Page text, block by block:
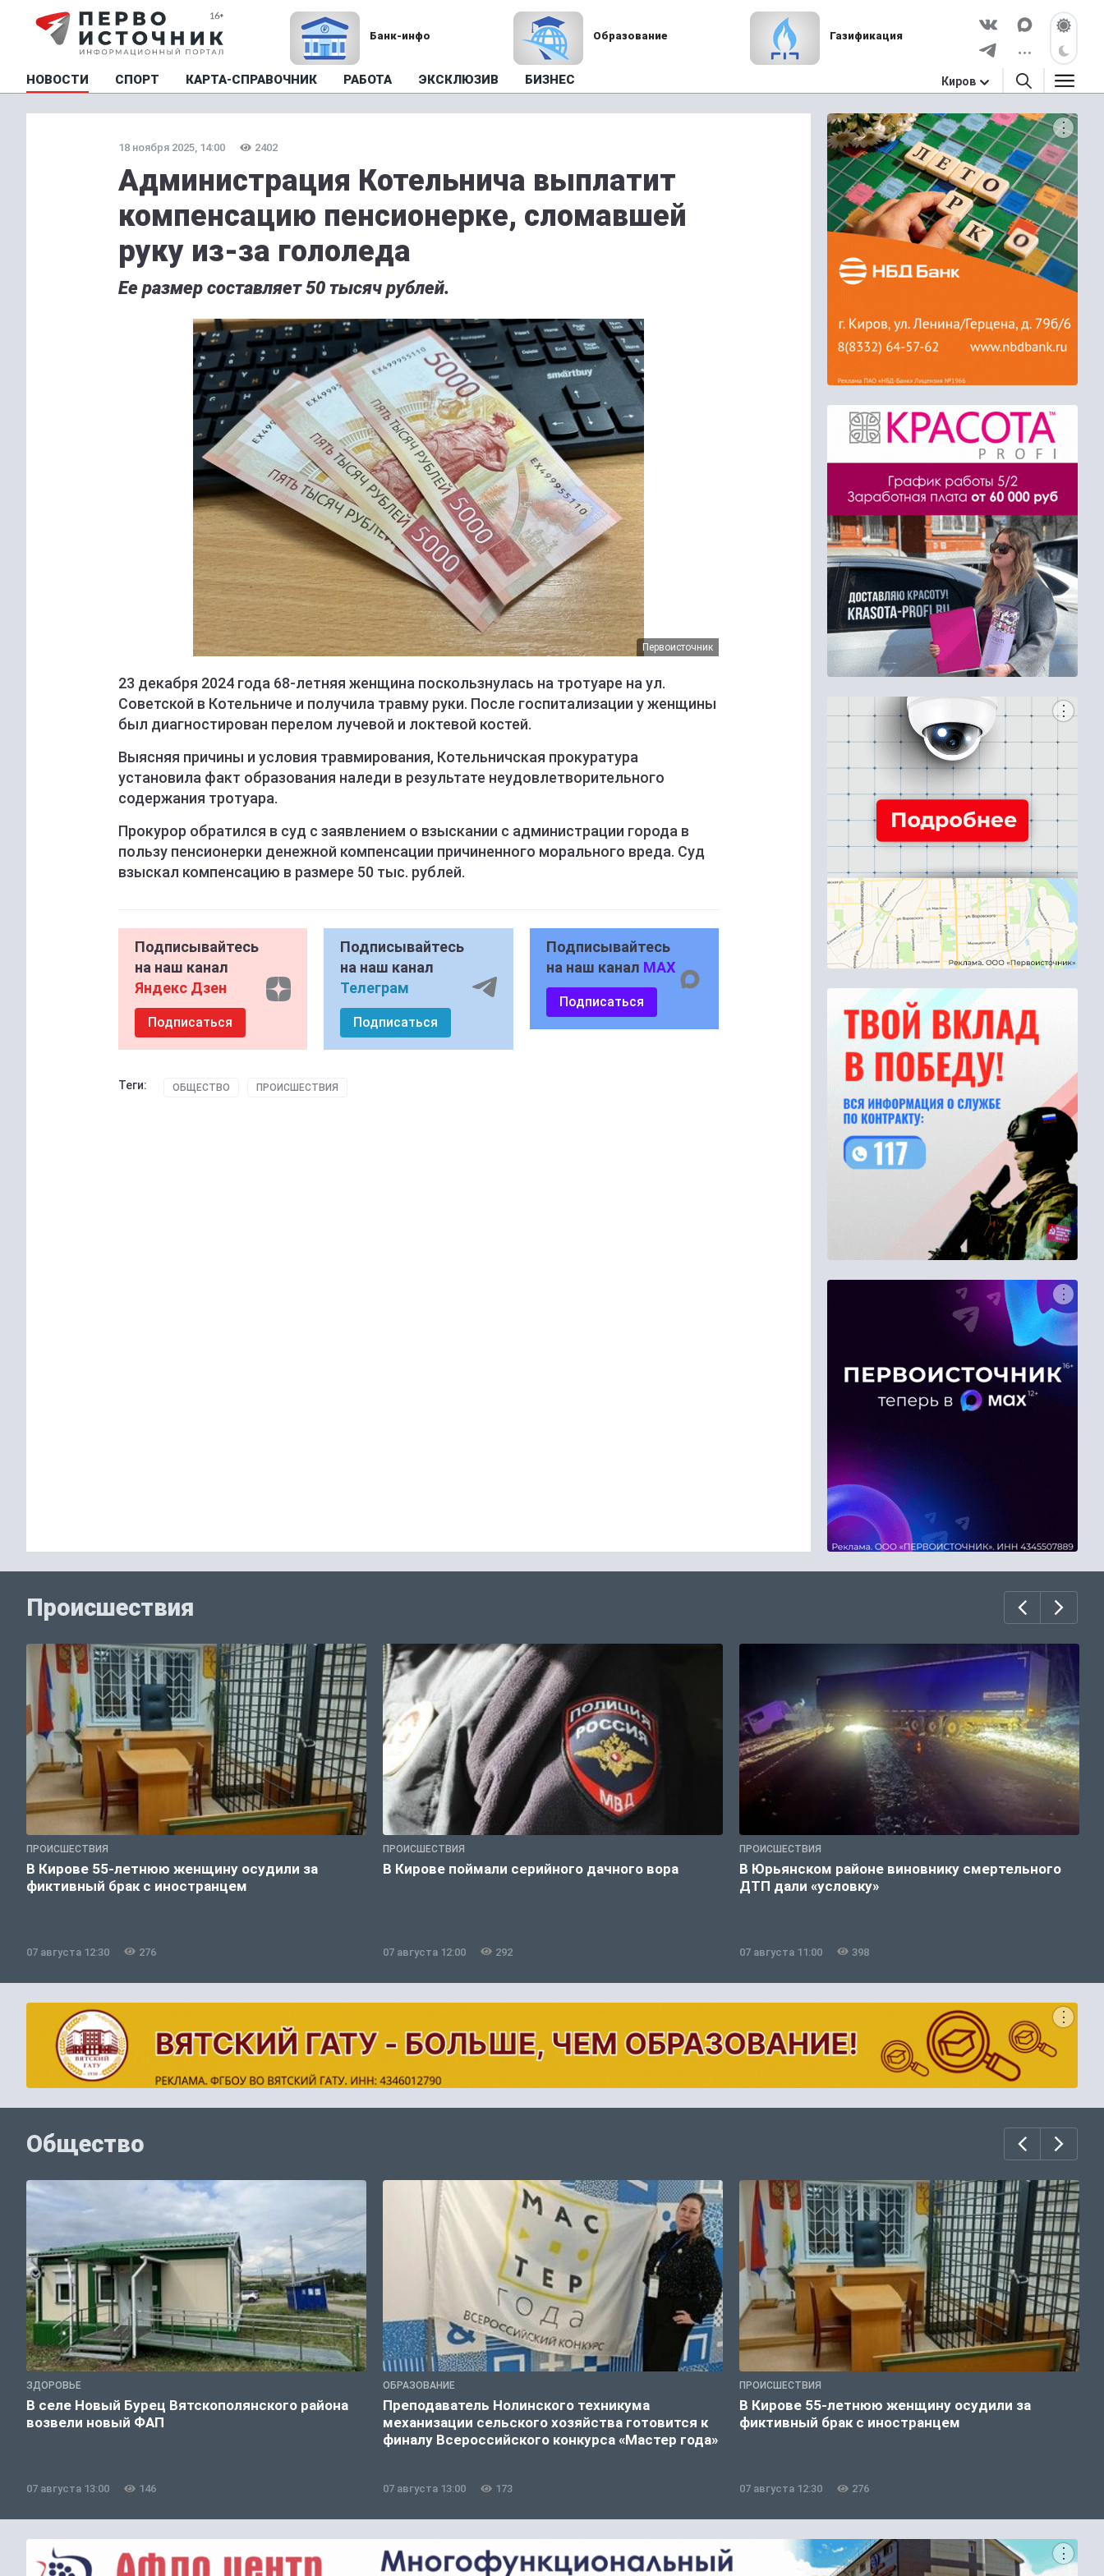
Банк-инфо Образование Газификация
НОВОСТИ СПОРТ КАРТА-СПРАВОЧНИК РАБОТА ЭКСКЛЮЗИВ БИЗНЕС Киров
18 ноября 2025, 14:00 2402
Администрация Котельнича выплатит
компенсацию пенсионерке, сломавшей
руку из-за гололеда
Ее размер составляет 50 тысяч рублей.
Первоисточник
23 декабря 2024 года 68-летняя женщина поскользнулась на тротуаре на ул.
Советской в Котельниче и получила травму руки. После госпитализации у женщины
был диагностирован перелом лучевой и локтевой костей.
Выясняя причины и условия травмирования, Котельничская прокуратура
установила факт образования наледи в результате неудовлетворительного
содержания тротуара.
Прокурор обратился в суд с заявлением о взыскании с администрации города в
пользу пенсионерки денежной компенсации причиненного морального вреда. Суд
взыскал компенсацию в размере 50 тыс. рублей.
Подписывайтесь
на наш канал
Яндекс Дзен
Подписаться
Подписывайтесь
на наш канал
Телеграм
Подписаться
Подписывайтесь
на наш канал MAX
Подписаться
Теги: ОБЩЕСТВО ПРОИСШЕСТВИЯ
Происшествия
ПРОИСШЕСТВИЯ
В Кирове 55-летнюю женщину осудили за
фиктивный брак с иностранцем
07 августа 12:30 276
ПРОИСШЕСТВИЯ
В Кирове поймали серийного дачного вора
07 августа 12:00 292
ПРОИСШЕСТВИЯ
В Юрьянском районе виновнику смертельного
ДТП дали «условку»
07 августа 11:00 398
Общество
ЗДОРОВЬЕ
В селе Новый Бурец Вятскополянского района
возвели новый ФАП
07 августа 13:00 146
ОБРАЗОВАНИЕ
Преподаватель Нолинского техникума
механизации сельского хозяйства готовится к
финалу Всероссийского конкурса «Мастер года»
07 августа 13:00 173
ПРОИСШЕСТВИЯ
В Кирове 55-летнюю женщину осудили за
фиктивный брак с иностранцем
07 августа 12:30 276